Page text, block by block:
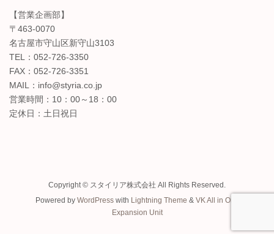
【営業企画部】
〒463-0070
名古屋市守山区新守山3103
TEL：052-726-3350
FAX：052-726-3351
MAIL：info@styria.co.jp
営業時間：10：00～18：00
定休日：土日祝日
Copyright © スタイリア株式会社 All Rights Reserved.
Powered by WordPresswith Lightning Theme & VK All in One
Expansion Unit